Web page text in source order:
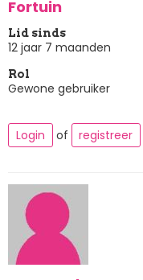
Fortuin
Lid sinds
12 jaar 7 maanden
Rol
Gewone gebruiker
Login of registreer